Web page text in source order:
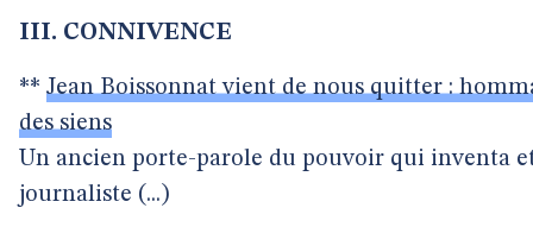
III. CONNIVENCE
** Jean Boissonnat vient de nous quitter :
des siens
Un ancien porte-parole du pouvoir qui inventa
journaliste (...)